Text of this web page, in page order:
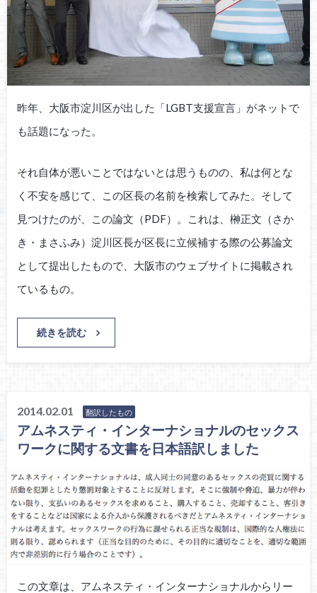
昨年、大阪市淀川区が出した「LGBT支援宣言」がネットで
も話題になった。
それ自体が悪いことではないとは思うものの、私は何とな
く不安を感じて、この区長の名前を検索してみた。そして
見つけたのが、この論文（PDF）。これは、榊正文（さか
き・まさふみ）淀川区長が区長に立候補する際の公募論文
として提出したもので、大阪市のウェブサイトに掲載され
ているもの。
続きを読む
2014.02.01 翻訳したもの
アムネスティ・インターナショナルのセックス
ワークに関する文書を日本語訳しました
この文章は、アムネスティ・インターナショナルからリー